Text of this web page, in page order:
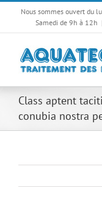
Passer
contenu
Nous sommes ouvert du
Samedi de 9h à 12h
Class aptent
conubia nostra